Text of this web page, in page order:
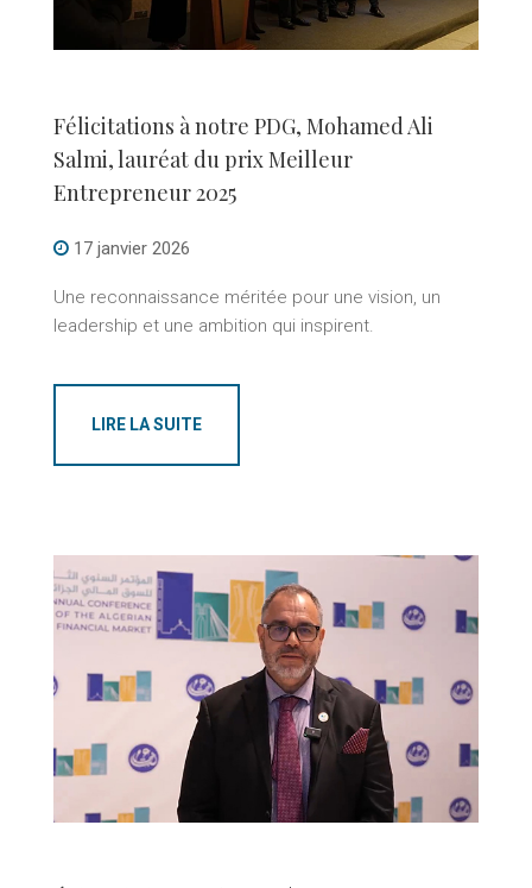
Félicitations à notre PDG, Mohamed Ali
Salmi, lauréat du prix Meilleur
Entrepreneur 2025
17 janvier 2026
Une reconnaissance méritée pour une vision, un
leadership et une ambition qui inspirent.
LIRE LA SUITE